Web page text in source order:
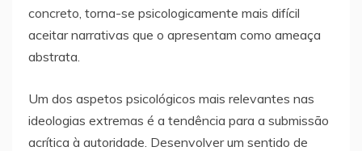
concreto, torna-se psicologicamente mais difícil
aceitar narrativas que o apresentam como ameaça
abstrata.
Um dos aspetos psicológicos mais relevantes nas
ideologias extremas é a tendência para a submissão
acrítica à autoridade. Desenvolver um sentido de